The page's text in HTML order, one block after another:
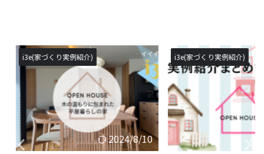
2024/8/10
i3e(家づくり実例紹介)
2024/8/10
i3e(家づくり